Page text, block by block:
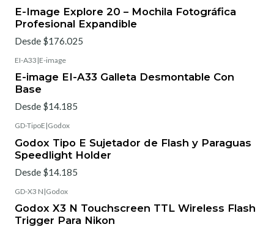
E-Image Explore 20 – Mochila Fotográfica
Profesional Expandible
Desde $176.025
EI-A33 |E-image
E-image EI-A33 Galleta Desmontable Con
Base
Desde $14.185
GD-TipoE |Godox
Godox Tipo E Sujetador de Flash y Paraguas
Speedlight Holder
Desde $14.185
GD-X3 N |Godox
Godox X3 N Touchscreen TTL Wireless Flash
Trigger Para Nikon